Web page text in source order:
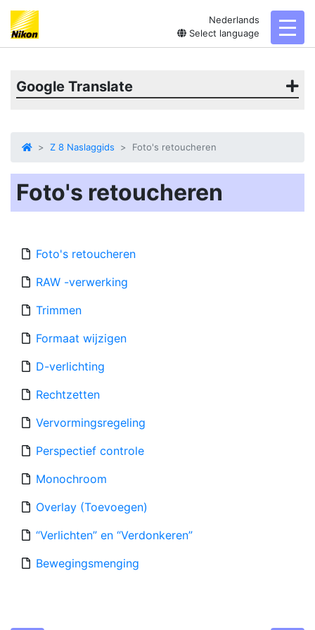
Nederlands
Select language
Google Translate
Z 8 Naslaggids Foto's retoucheren
Foto's retoucheren
Foto's retoucheren
RAW -verwerking
Trimmen
Formaat wijzigen
D-verlichting
Rechtzetten
Vervormingsregeling
Perspectief controle
Monochroom
Overlay (Toevoegen)
“Verlichten” en “Verdonkeren”
Bewegingsmenging